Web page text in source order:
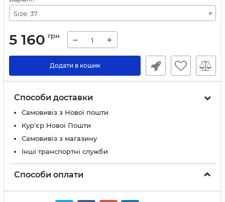
Size: 37
5 160 грн − +
Додати в кошик
Способи доставки
Самовивіз з Нової пошти
Кур'єр Нової Пошти
Самовивіз з магазину
Інші транспортні служби
Способи оплати